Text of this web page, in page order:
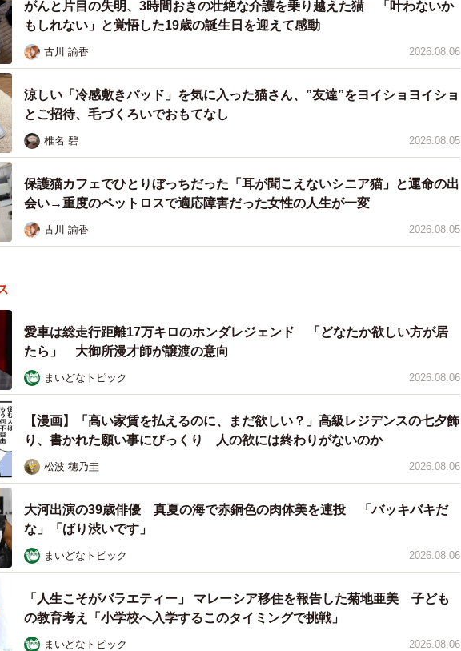
2/8
能性が高い子猫が見つかった現場から近いところで、保護された犬歯の折れた子猫（提供写真）
が倒れいてた現場近くで犬歯が折れた子猫や尻尾が切れた猫などが
、犬歯が折れた子猫を保護した翌日、現場をパトロールしたところ、餌やり
子猫の毛が散乱していたり、爪も落ちていたりしていたとのこと。何者かが餌
ます。
がんと片目の失明、3時間おきの壮絶な介護を乗り越えた猫 「叶わないか
もしれない」と覚悟した19歳の誕生日を迎えて感動
古川 諭香 2026.08.06
涼しい「冷感敷きパッド」を気に入った猫さん、”友達”をヨイショヨイショ
とご招待、毛づくろいでおもてなし
椎名 碧 2026.08.05
保護猫カフェでひとりぼっちだった「耳が聞こえないシニア猫」と運命の出
会い→重度のペットロスで適応障害だった女性の人生が一変
古川 諭香 2026.08.05
愛車は総走行距離17万キロのホンダレジェンド 「どなたか欲しい方が居
たら」 大御所漫才師が譲渡の意向
まいどなトピック 2026.08.06
【漫画】「高い家賃を払えるのに、まだ欲しい？」高級レジデンスの七夕飾
り、書かれた願い事にびっくり 人の欲には終わりがないのか
松波 穂乃圭 2026.08.06
大河出演の39歳俳優 真夏の海で赤銅色の肉体美を連投 「バッキバキだ
な」「ばり渋いです」
まいどなトピック 2026.08.06
「人生こそがバラエティー」 マレーシア移住を報告した菊地亜美 子ども
の教育考え「小学校へ入学するこのタイミングで挑戦」
まいどなトピック 2026.08.06